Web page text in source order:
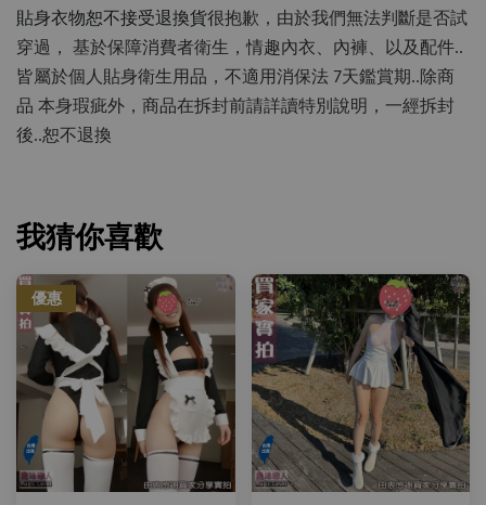
貼身衣物恕不接受退換貨很抱歉，由於我們無法判斷是否試
穿過，
基於保障消費者衛生，情趣內衣、內褲、以及配件..
皆屬於個人貼身衛生用品，不適用消保法 7天鑑賞期..除商
品 本身瑕疵外，商品在拆封前請詳讀特別說明，一經拆封
後..恕不退換
我猜你喜歡
優惠